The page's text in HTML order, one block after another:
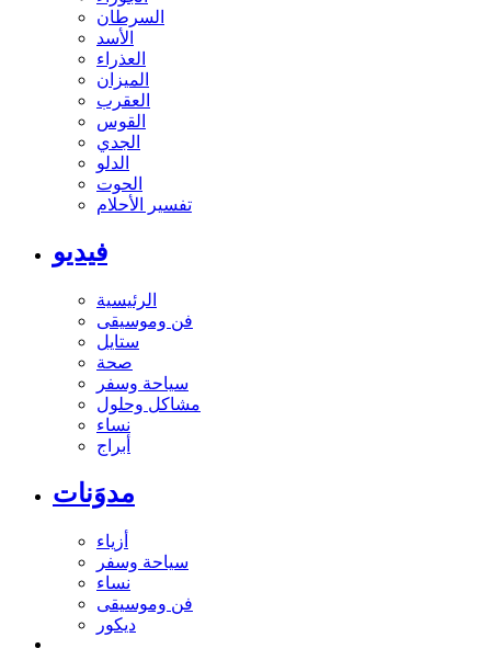
السرطان
الأسد
العذراء
الميزان
العقرب
القوس
الجدي
الدلو
الحوت
تفسير الأحلام
فيديو
الرئيسية
فن وموسيقى
ستايل
صحة
سياحة وسفر
مشاكل وحلول
نساء
أبراج
مدوَنات
أزياء
سياحة وسفر
نساء
فن وموسيقى
ديكور